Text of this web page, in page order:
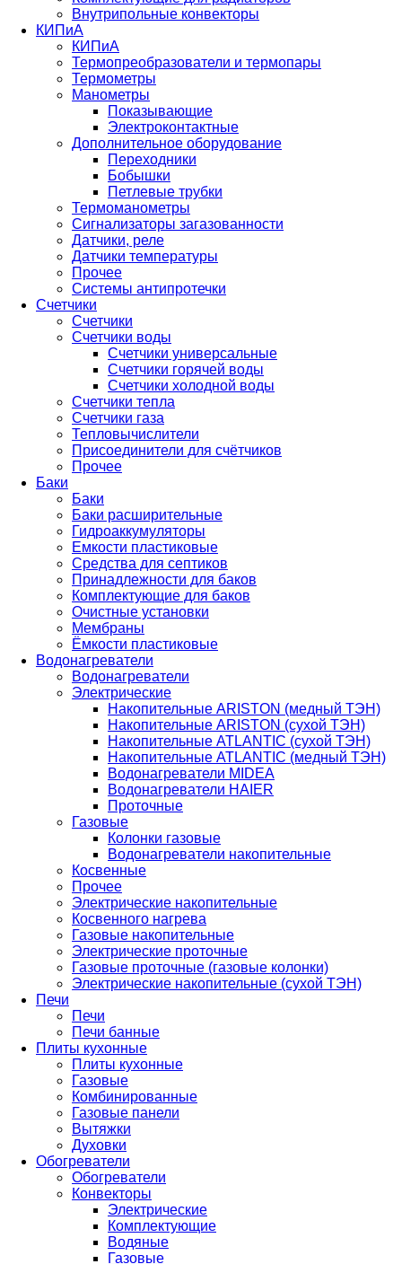
Внутрипольные конвекторы
КИПиА
КИПиА
Термопреобразователи и термопары
Термометры
Манометры
Показывающие
Электроконтактные
Дополнительное оборудование
Переходники
Бобышки
Петлевые трубки
Термоманометры
Сигнализаторы загазованности
Датчики, реле
Датчики температуры
Прочее
Системы антипротечки
Счетчики
Счетчики
Счетчики воды
Счетчики универсальные
Счетчики горячей воды
Счетчики холодной воды
Счетчики тепла
Счетчики газа
Тепловычислители
Присоединители для счётчиков
Прочее
Баки
Баки
Баки расширительные
Гидроаккумуляторы
Емкости пластиковые
Средства для септиков
Принадлежности для баков
Комплектующие для баков
Очистные установки
Мембраны
Ёмкости пластиковые
Водонагреватели
Водонагреватели
Электрические
Накопительные ARISTON (медный ТЭН)
Накопительные ARISTON (сухой ТЭН)
Накопительные ATLANTIC (сухой ТЭН)
Накопительные ATLANTIC (медный ТЭН)
Водонагреватели MIDEA
Водонагреватели HAIER
Проточные
Газовые
Колонки газовые
Водонагреватели накопительные
Косвенные
Прочее
Электрические накопительные
Косвенного нагрева
Газовые накопительные
Электрические проточные
Газовые проточные (газовые колонки)
Электрические накопительные (сухой ТЭН)
Печи
Печи
Печи банные
Плиты кухонные
Плиты кухонные
Газовые
Комбинированные
Газовые панели
Вытяжки
Духовки
Обогреватели
Обогреватели
Конвекторы
Электрические
Комплектующие
Водяные
Газовые